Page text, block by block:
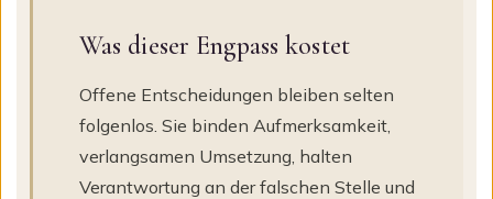
Was dieser Engpass kostet
Offene Entscheidungen bleiben selten
folgenlos. Sie binden Aufmerksamkeit,
verlangsamen Umsetzung, halten
Verantwortung an der falschen Stelle und